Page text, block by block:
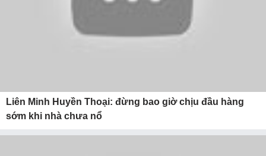
Liên Minh Huyền Thoại: đừng bao giờ chịu đầu hàng
sớm khi nhà chưa nổ